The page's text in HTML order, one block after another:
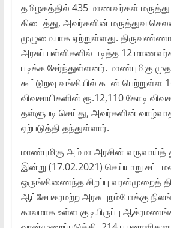
தமிழகத்தில் 435 மாணவர்கள்
கிடைத்து, அவர்களின் மருத்துவ
முழுமையாக ஏற்றுள்ளது.
அரசுப் பள்ளிகளில் படித்த 12
படிக்க சேர்ந்துள்ளனர். மாண்புமிகு
கூட்டுறவு வங்கியில் கடன் பெற்றுள்ள
விவசாயிகளின் ரூ.12,110 கோடி
தள்ளுபடி செய்து, அவர்களின்
ஏற்படுத்தி தந்துள்ளார்.
மாண்புமிகு அம்மா அரசின் வருவாய்த்
இன்று (17.02.2021) செய்யாறு
ஒருங்கிணைந்த சிறப்பு வரன்முறைத்
ஆட்சேபகரமற்ற அரசு புறம்போக்கு
காலமாக உள்ள குடியிருப்பு